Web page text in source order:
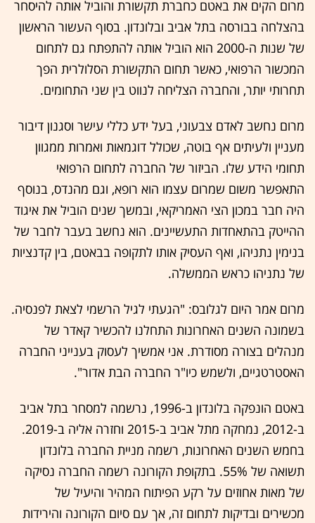
מרום הקים את באטם כחברת תקשורת והוביל אותה להיסחר
בהצלחה בבורסה בתל אביב ובלונדון. בסוף העשור הראשון
של שנות ה-2000 הוא הוביל אותה להתפתח גם לתחום
המכשור הרפואי, כאשר תחום התקשורת הסלולרית הפך
תחרותי יותר, והחברה הצליחה לנווט בין שני התחומים.
מרום נחשב לאדם צבעוני, בעל ידע כללי עישר וסגנון דיבור
מעניין ולעיתים אף בוטה, שכולל דוגמאות ואמרות ממגוון
תחומי הידע שלו. הביזור של החברה לתחום הרפואי
התאפשר משום שמרום עצמו הוא רופא, וגם מהנדס, בנוסף
היה חבר במכון הצי האמריקאי, ובמשך שנים הוביל את איגוד
ההייטק בהתאחדות התעשיינים. הוא נחשב בעבר לחבר של
בנימין נתניהו, ואף העסיק אותו לתקופה בבאטם, בין קדנציות
של נתניהו כראש הממשלה.
מרום אמר היום לגלובס: "הגעתי לגיל הרשמי לצאת לפנסיה.
בשמונה השנים האחרונות התחלנו להכשיר קאדר של
מנהלים בצורה מסודרת. אני אמשיך לעסוק בענייני החברה
האסטרטגיים, ולשמש כיו"ר החברה הבת אדור".
באטם הונפקה בלונדון ב-1996, נרשמה למסחר בתל אביב
ב-2012, נמחקה מתל אביב ב-2015 וחזרה אליה ב-2019.
בחמש השנים האחרונות, רשמה מניית החברה בלונדון
תשואה של 55%. בתקופת הקורונה רשמה החברה נסיקה
של מאות אחוזים על רקע הפיתוח המהיר והיעיל של
מכשירים ובדיקות לתחום זה, אך עם סיום הקורונה והירידות